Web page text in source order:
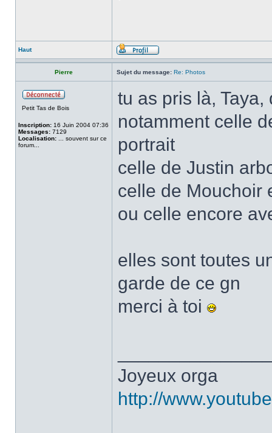
Haut
Pierre Sujet du message: Re: Photos
Petit Tas de Bois
Inscription: 16 Juin 2004 07:36
Messages: 7129
Localisation: ... souvent sur ce
forum...
tu as pris là,
notamment celle
portrait
celle de Justin
celle de Mouchoir
ou celle encore
elles sont toutes
garde de ce gn
merci à toi
Joyeux orga
http://